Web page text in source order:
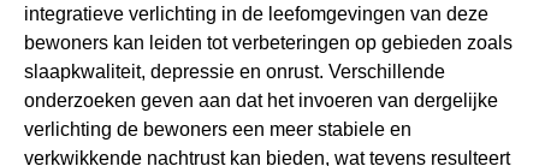
integratieve verlichting in de leefomgevingen van deze
bewoners kan leiden tot verbeteringen op gebieden zoals
slaapkwaliteit, depressie en onrust. Verschillende
onderzoeken geven aan dat het invoeren van dergelijke
verlichting de bewoners een meer stabiele en
verkwikkende nachtrust kan bieden, wat tevens resulteert